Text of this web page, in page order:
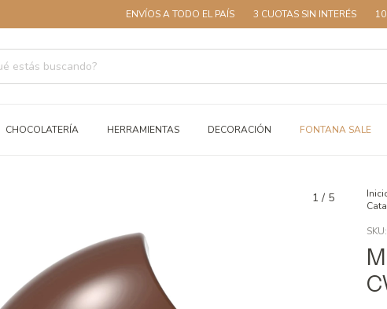
ENVÍOS A TODO EL PAÍS 3 CUOTAS SIN INTERÉS 10% OFF
CHOCOLATERÍA HERRAMIENTAS DECORACIÓN FONTANA SALE
1 / 5
SKU: